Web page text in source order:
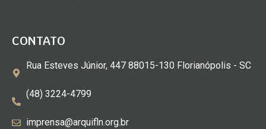
CONTATO
Rua Esteves Júnior, 447 88015-130 Florianópolis - SC
(48) 3224-4799
imprensa@arquifln.org.br